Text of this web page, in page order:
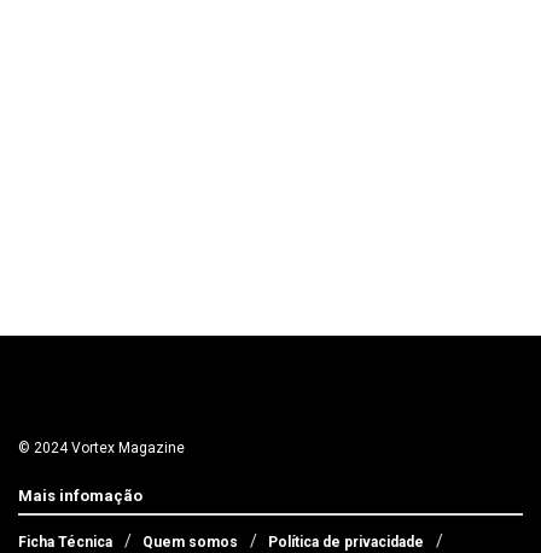
© 2024 Vortex Magazine
Mais infomação
Ficha Técnica Quem somos Política de privacidade